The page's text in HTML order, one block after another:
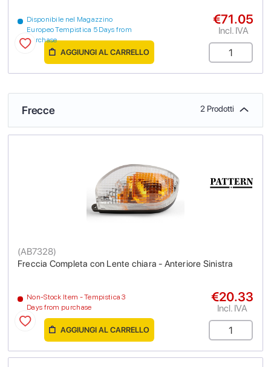
Disponibile nel Magazzino
Europeo Tempistica 5 Days from
purchase
€71.05
Incl. IVA
AGGIUNGI AL CARRELLO
Frecce 2 Prodotti
Freccia Completa con Lente chiara - Anteriore Sinistra
(AB7328)
Non-Stock Item - Tempistica 3
Days from purchase
€20.33
Incl. IVA
AGGIUNGI AL CARRELLO